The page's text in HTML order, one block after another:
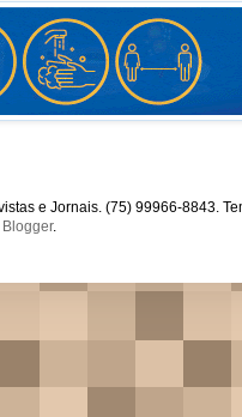
e Jornais. (75) 99966-8843.
Blogger.